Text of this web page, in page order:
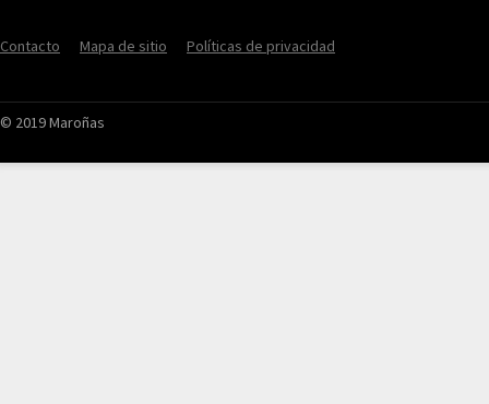
Contacto Mapa de sitio Políticas de privacidad
© 2019 Maroñas